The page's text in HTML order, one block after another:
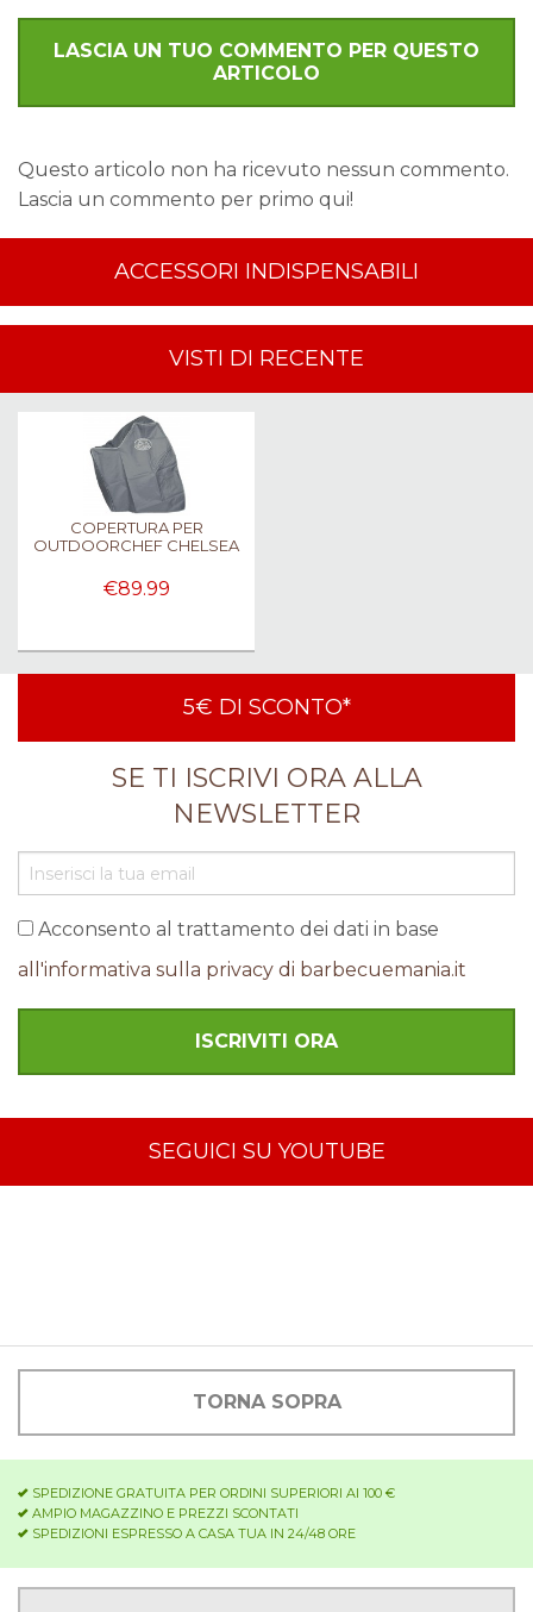
LASCIA UN TUO COMMENTO PER QUESTO
ARTICOLO
Questo articolo non ha ricevuto nessun commento.
Lascia un commento per primo qui!
ACCESSORI INDISPENSABILI
VISTI DI RECENTE
COPERTURA PER
OUTDOORCHEF CHELSEA
€89.99
5€ DI SCONTO*
SE TI ISCRIVI ORA ALLA
NEWSLETTER
Acconsento al trattamento dei dati in base
all'informativa sulla privacy di barbecuemania.it
SEGUICI SU YOUTUBE
TORNA SOPRA
SPEDIZIONE GRATUITA PER ORDINI SUPERIORI AI 100 €
AMPIO MAGAZZINO E PREZZI SCONTATI
SPEDIZIONI ESPRESSO A CASA TUA IN 24/48 ORE